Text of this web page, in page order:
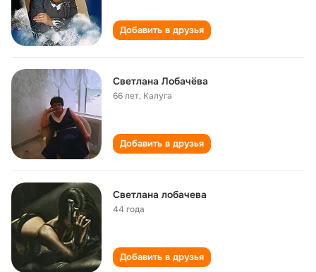
Добавить в друзья
Светлана Лобачёва
66 лет, Калуга
Добавить в друзья
Светлана лобачева
44 года
Добавить в друзья